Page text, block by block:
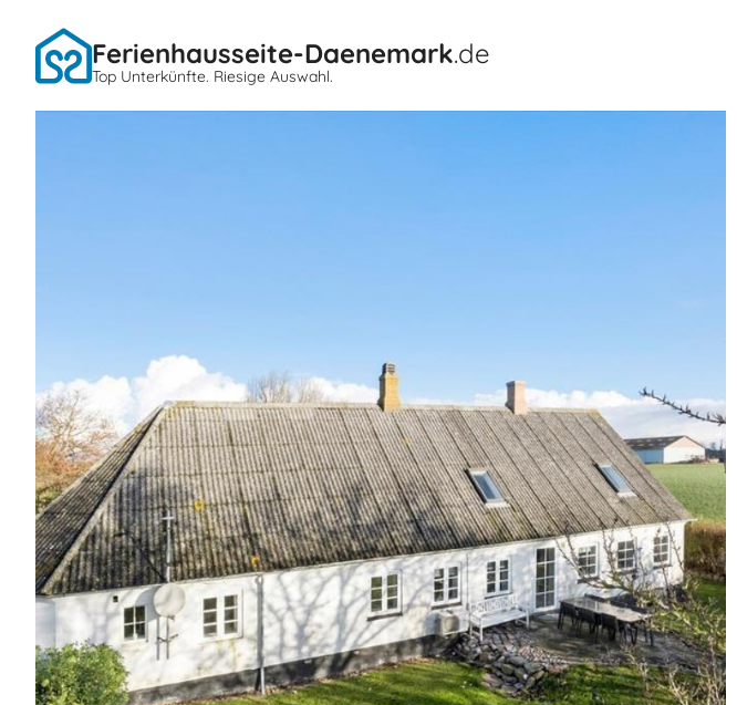
Ferienhausseite-Daenemark.de
Top Unterkünfte. Riesige Auswahl.